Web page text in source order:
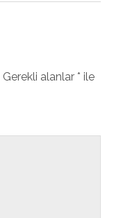
Gerekli alanlar * ile